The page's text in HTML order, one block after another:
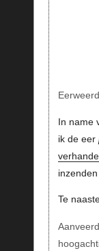
In name
ik de eer
Te